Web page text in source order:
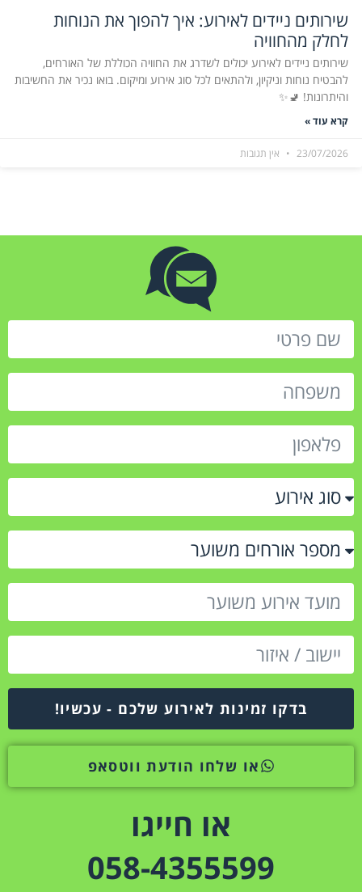
שירותים ניידים לאירוע: איך להפוך את הנוחות
לחלק מהחוויה
שירותים ניידים לאירוע יכולים לשדרג את החוויה הכוללת של האורחים,
להבטיח נוחות וניקיון, ולהתאים לכל סוג אירוע ומיקום. בואו נכיר את החשיבות
והיתרונות! 🚽✨
קרא עוד »
23/07/2026 אין תגובות
בדקו זמינות לאירוע שלכם - עכשיו!
או שלחו הודעת ווטסאפ
או חייגו
058-4355599